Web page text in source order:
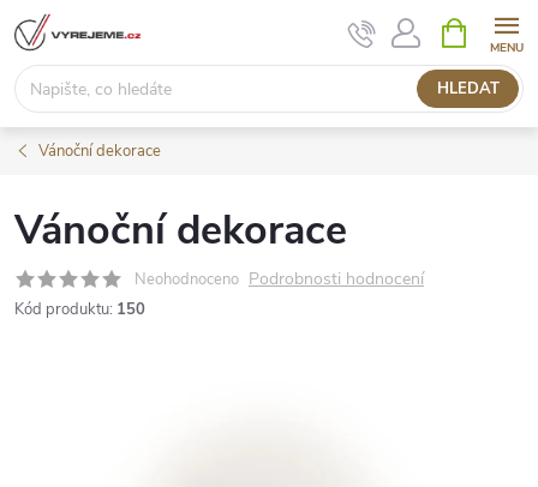
Přejít
na
obsah
HLEDAT
NÁKUPNÍ
KOŠÍK
Vánoční dekorace
Vánoční dekorace
Neohodnoceno Podrobnosti hodnocení
Kód produktu: 150